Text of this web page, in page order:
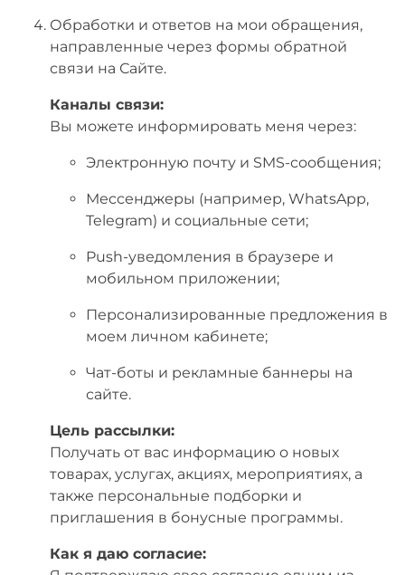
Обработки и ответов на мои обращения,
направленные через формы обратной
связи на Сайте.
Каналы связи:
Вы можете информировать меня через:
Электронную почту и SMS-сообщения;
Мессенджеры (например, WhatsApp,
Telegram) и социальные сети;
Push-уведомления в браузере и
мобильном приложении;
Персонализированные предложения в
моем личном кабинете;
Чат-боты и рекламные баннеры на
сайте.
Цель рассылки:
Получать от вас информацию о новых
товарах, услугах, акциях, мероприятиях, а
также персональные подборки и
приглашения в бонусные программы.
Как я даю согласие: